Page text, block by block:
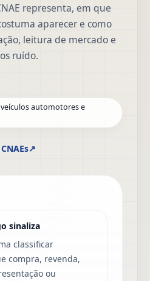
representa, em que
aparecer e como
leitura de mercado e
ruído.
automotores e
↗
sinaliza
classificar
compra, revenda,
ou